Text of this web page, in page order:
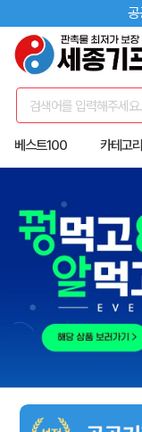
공
검색어를 입력해주세요.
베스트100 카테고리